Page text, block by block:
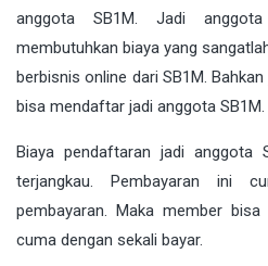
anggota SB1M. Jadi
membutuhkan biaya yang
berbisnis online dari SB1M.
bisa mendaftar jadi anggota SB1M.
Biaya pendaftaran jadi anggota
terjangkau. Pembayaran ini
pembayaran. Maka member
cuma dengan sekali bayar.